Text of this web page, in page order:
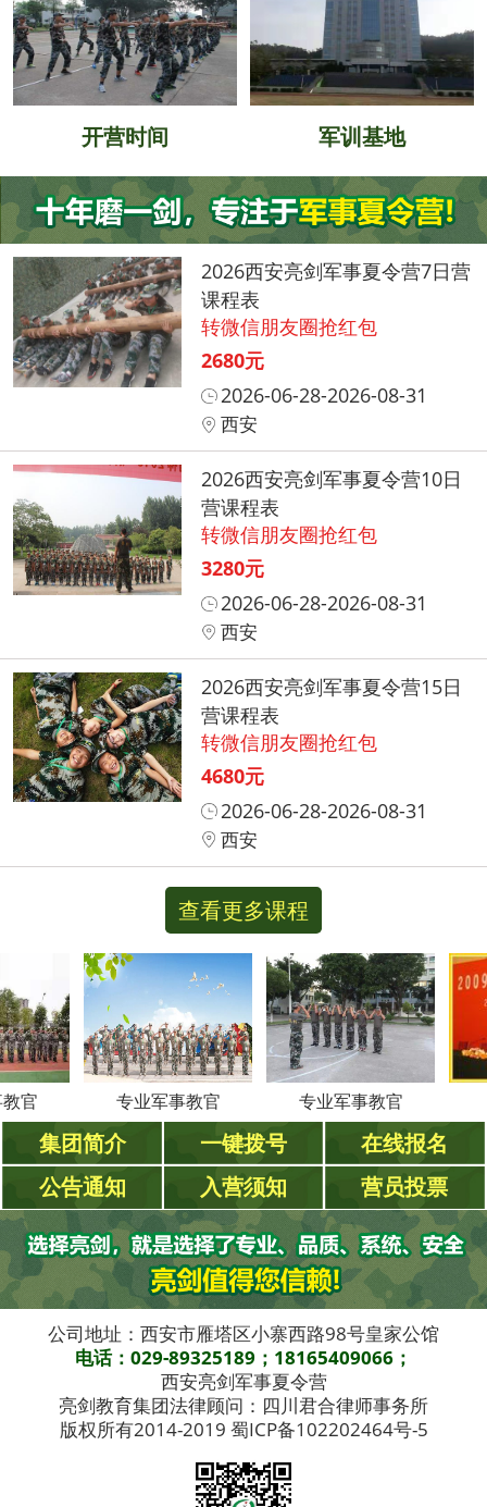
开营时间 军训基地
2026西安亮剑军事夏令营7日营
课程表
转微信朋友圈抢红包
2680元
2026-06-28-2026-08-31
西安
2026西安亮剑军事夏令营10日
营课程表
转微信朋友圈抢红包
3280元
2026-06-28-2026-08-31
西安
2026西安亮剑军事夏令营15日
营课程表
转微信朋友圈抢红包
4680元
2026-06-28-2026-08-31
西安
查看更多课程
专业军事教官 专业军事教官
集团简介 一键拨号
在线报名
公告通知
入营须知 营员投票
公司地址：西安市雁塔区小寨西路98号皇家公馆
电话：029-89325189；18165409066；
西安亮剑军事夏令营
亮剑教育集团法律顾问：四川君合律师事务所
版权所有2014-2019 蜀ICP备102202464号-5